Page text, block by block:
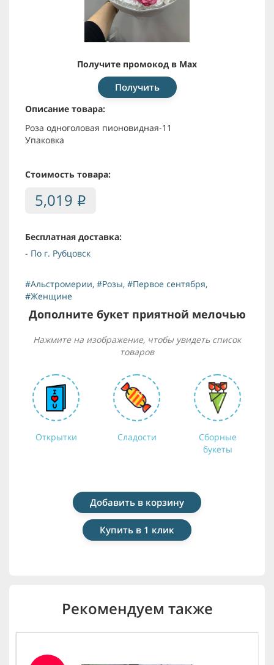
Получите промокод в Max
Получить
Описание товара:
Роза одноголовая пионовидная-11
Упаковка
Стоимость товара:
5,019 i
Бесплатная доставка:
- По г. Рубцовск
#Альстромерии, #Розы, #Первое сентября,
#Женщине
Дополните букет приятной мелочью
Нажмите на изображение, чтобы увидеть список
товаров
Открытки Сладости
Сборные
букеты
Добавить в корзину
Купить в 1 клик
Рекомендуем также